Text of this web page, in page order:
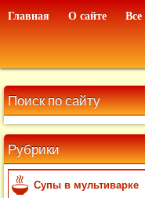
Главная О сайте Все
Поиск по сайту
Рубрики
Супы в мультиварке